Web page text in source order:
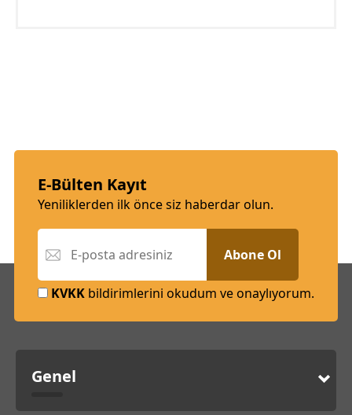
E-Bülten Kayıt
Yeniliklerden ilk önce siz haberdar olun.
Abone Ol
KVKK bildirimlerini okudum ve onaylıyorum.
Genel